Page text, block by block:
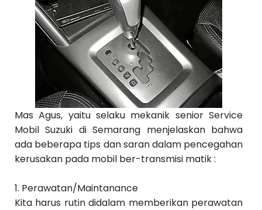
Mas Agus, yaitu selaku mekanik senior Service
Mobil Suzuki di Semarang menjelaskan bahwa
ada beberapa tips dan saran dalam pencegahan
kerusakan pada mobil ber-transmisi matik :
1. Perawatan/Maintanance
Kita harus rutin didalam memberikan perawatan